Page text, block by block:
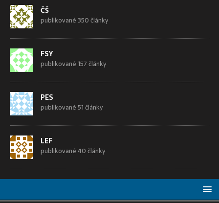
ČŠ
publikované 350 články
FSY
publikované 157 články
PES
publikované 51 články
LEF
publikované 40 články